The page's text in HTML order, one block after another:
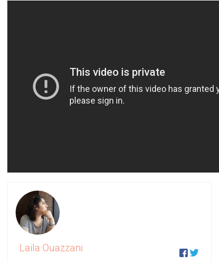
Laila Ouazzani 
